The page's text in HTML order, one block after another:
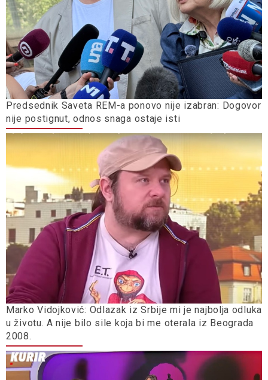
Predsednik Saveta REM-a ponovo nije izabran: Dogovor
nije postignut, odnos snaga ostaje isti
Marko Vidojković: Odlazak iz Srbije mi je najbolja odluka
u životu. A nije bilo sile koja bi me oterala iz Beograda
2008.